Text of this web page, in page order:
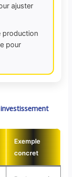
ajuster
production
pour
Exemple
concret